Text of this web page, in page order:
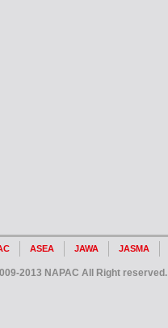
ASEA JAWA JASMA
2013 NAPAC All Right reserved.